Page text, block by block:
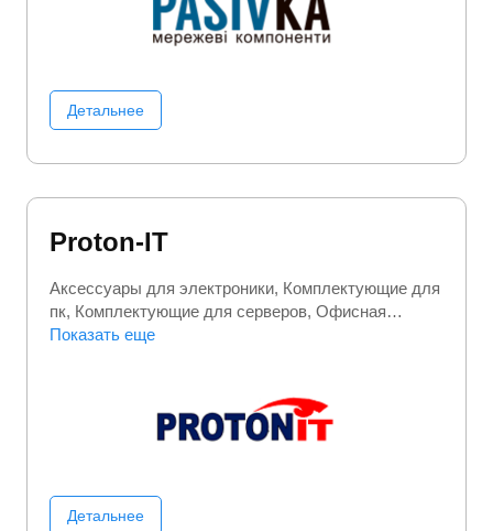
Детальнее
Proton-IT
Аксессуары для электроники Комплектующие для
пк Комплектующие для серверов Офисная
техника Сетевое оборудование
Показать еще
Детальнее